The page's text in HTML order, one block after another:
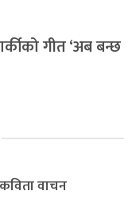
गीत ‘अब बन्छ
वाचन